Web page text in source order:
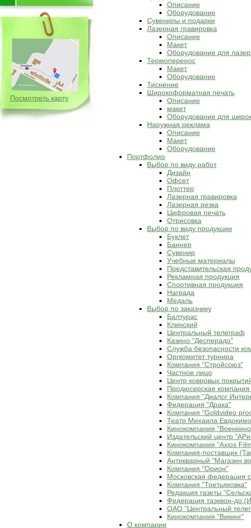
Посмотреть карту
Описание
Оборудование
Сувениры и подарки
Лазерная гравировка
Описание
Макет
Оборудование для
Термоперенос
Макет
Оборудование
Тиснение
Широкоформатная печать
Описание
макет
Оборудование для
Наружная реклама
Описание
Макет
Оборудование
Портфолио
Выбор по виду работ
Дизайн
Офсет
Плоттер
Лазерная гравировка
Лазерная резка
Цифровая печать
Отрисовка
Выбор по виду продукции
Буклет
Баннер
Сувенир
Учебные материалы
Представительская
Рекламная продукция
Спортивная продукция
Награда
Медаль
Выбор по заказчику
Балтурас
Клинский
Центральный телеграф
Казино "Десперадо"
Служба безопасности
Оргкомитет турнира
Компания "Стройсоюз"
Частное лицо
Центр ковровых
Продюсерская
Компания "Диалог
Федерация "Драка"
Компания "Goldvideo
Театр Михаила
Кинокомпания
Издательский центр
Кинокомпания "Axios
Компания-поставщик
Антикварный "Магазин
Компания "Орион"
Московская федерация
Компания "Третьяковка"
Редакция газеты
Федерация таэквон-до
ОАО "Центральный
Кинокомпания "Викинг"
О компании